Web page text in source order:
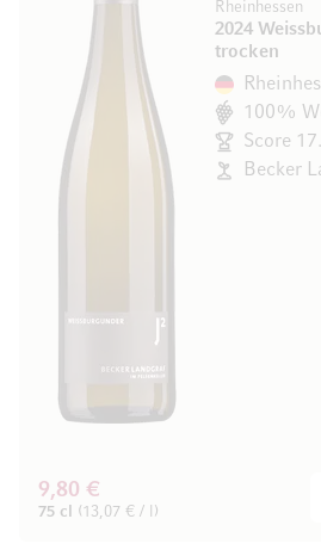
Rheinhessen
2024
trocken
100%
Score
Becker
9,80 €
75 cl (13,07 € / l)